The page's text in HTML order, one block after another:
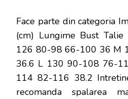
Face parte din categoria
(cm) Lungime Bust
126 80-98 66-100 36 M
36.6 L 130 90-108 76-
114 82-116 38.2
recomanda spalarea